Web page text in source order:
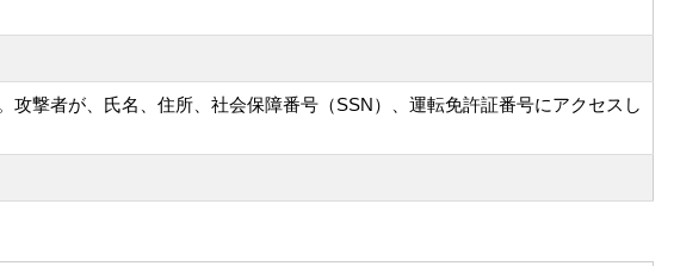
撃者が、氏名、住所、社会保障番号（SSN）、運転免許証番号にアクセスし